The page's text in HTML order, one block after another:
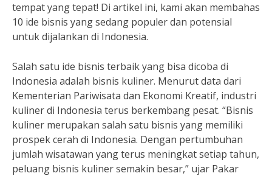
tempat yang tepat! Di artikel ini, kami akan membahas
10 ide bisnis yang sedang populer dan potensial
untuk dijalankan di Indonesia.
Salah satu ide bisnis terbaik yang bisa dicoba di
Indonesia adalah bisnis kuliner. Menurut data dari
Kementerian Pariwisata dan Ekonomi Kreatif, industri
kuliner di Indonesia terus berkembang pesat. “Bisnis
kuliner merupakan salah satu bisnis yang memiliki
prospek cerah di Indonesia. Dengan pertumbuhan
jumlah wisatawan yang terus meningkat setiap tahun,
peluang bisnis kuliner semakin besar,” ujar Pakar